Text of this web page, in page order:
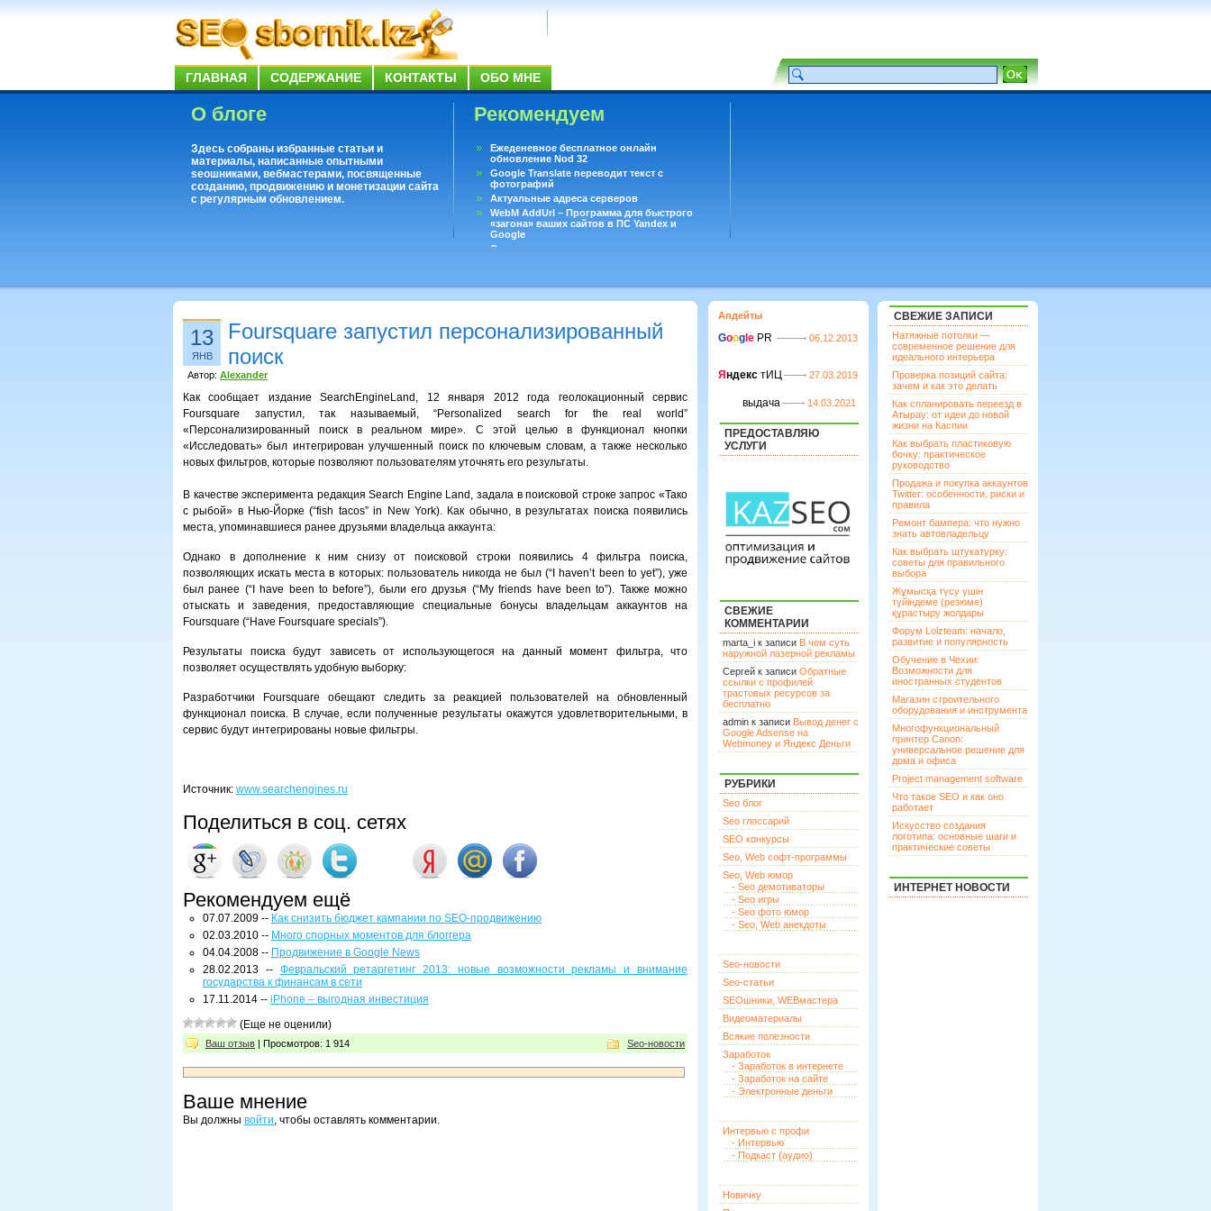
ГЛАВНАЯ СОДЕРЖАНИЕ КОНТАКТЫ ОБО МНЕ
О блоге
Здесь собраны избранные статьи и
материалы, написанные опытными
seoшниками, вебмастерами, посвященные
созданию, продвижению и монетизации сайта
с регулярным обновлением.
Рекомендуем
Ежеденевное бесплатное онлайн
обновление Nod 32
Google Translate переводит текст с
фотографий
Актуальные адреса серверов
WebM AddUrl – Программа для быстрого
«загона» ваших сайтов в ПС Yandex и
Google
Существует вопросы, на которые не может
13
ЯНВ
Foursquare запустил персонализированный
поиск
Автор: Alexander
Как сообщает издание SearchEngineLand, 12 января 2012 года геолокационный сервис
Foursquare запустил, так называемый, “Personalized search for the real world”
«Персонализированный поиск в реальном мире». С этой целью в функционал кнопки
«Исследовать» был интегрирован улучшенный поиск по ключевым словам, а также несколько
новых фильтров, которые позволяют пользователям уточнять его результаты.
В качестве эксперимента редакция Search Engine Land, задала в поисковой строке запрос «Тако
с рыбой» в Нью-Йорке (“fish tacos” in New York). Как обычно, в результатах поиска появились
места, упоминавшиеся ранее друзьями владельца аккаунта:
Однако в дополнение к ним снизу от поисковой строки появились 4 фильтра поиска,
позволяющих искать места в которых: пользователь никогда не был (“I haven’t been to yet”), уже
был ранее (“I have been to before”), были его друзья (“My friends have been to”). Также можно
отыскать и заведения, предоставляющие специальные бонусы владельцам аккаунтов на
Foursquare (“Have Foursquare specials”).
Результаты поиска будут зависеть от использующегося на данный момент фильтра, что
позволяет осуществлять удобную выборку:
Разработчики Foursquare обещают следить за реакцией пользователей на обновленный
функционал поиска. В случае, если полученные результаты окажутся удовлетворительными, в
сервис будут интегрированы новые фильтры.
Источник: www.searchengines.ru
Поделиться в соц. сетях
Рекомендуем ещё
07.07.2009 -- Как снизить бюджет кампании по SEO-продвижению
02.03.2010 -- Много спорных моментов для блоггера
04.04.2008 -- Продвижение в Google News
28.02.2013 -- Февральский ретаргетинг 2013: новые возможности рекламы и внимание
государства к финансам в сети
17.11.2014 -- iPhone – выгодная инвестиция
(Еще не оценили)
Ваш отзыв | Просмотров: 1 914 Seo-новости
Ваше мнение
Вы должны войти, чтобы оставлять комментарии.
Апдейты
Goog le PR 06.12.2013
Я ндекс тИЦ 27.03.2019
выдача 14.03.2021
ПРЕДОСТАВЛЯЮ
УСЛУГИ
СВЕЖИЕ
КОММЕНТАРИИ
marta_i к записи В чем суть
наружной лазерной рекламы
Сергей к записи Обратные
ссылки с профилей
трастовых ресурсов за
бесплатно
admin к записи Вывод денег с
Google Adsense на
Webmoney и Яндекс Деньги
РУБРИКИ
Seo блог
Seo глоссарий
SEO конкурсы
Seo, Web софт-программы
Seo, Web юмор
- Seo демотиваторы
- Seo игры
- Seo фото юмор
- Seo, Web анекдоты
Seo-новости
Seo-статьи
SEOшники, WEBмастера
Видеоматериалы
Всякие полезности
Заработок
- Заработок в интернете
- Заработок на сайте
- Электронные деньги
Интервью с профи
- Интервью
- Подкаст (аудио)
Новичку
СВЕЖИЕ ЗАПИСИ
Натяжные потолки —
современное решение для
идеального интерьера
Проверка позиций сайта:
зачем и как это делать
Как спланировать переезд в
Атырау: от идеи до новой
жизни на Каспии
Как выбрать пластиковую
бочку: практическое
руководство
Продажа и покупка аккаунтов
Twitter: особенности, риски и
правила
Ремонт бампера: что нужно
знать автовладельцу
Как выбрать штукатурку:
советы для правильного
выбора
Жұмысқа түсу үшін
түйіндеме (резюме)
құрастыру жолдары
Форум Lolzteam: начало,
развитие и популярность
Обучение в Чехии:
Возможности для
иностранных студентов
Магазин строительного
оборудования и инструмента
Многофункциональный
принтер Canon:
универсальное решение для
дома и офиса
Project management software
Что такое SEO и как оно
работает
Искусство создания
логотипа: основные шаги и
практические советы
ИНТЕРНЕТ НОВОСТИ